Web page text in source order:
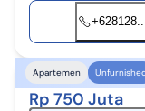
Apartemen
Rp 750 Juta